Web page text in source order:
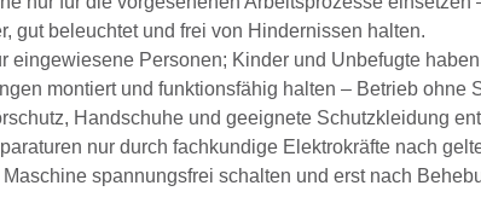
gut beleuchtet und frei von Hindernissen halten.
eingewiesene Personen; Kinder und Unbefugte
montiert und funktionsfähig halten – Betrieb ohne
Handschuhe und geeignete Schutzkleidung
nur durch fachkundige Elektrokräfte nach
spannungsfrei schalten und erst nach